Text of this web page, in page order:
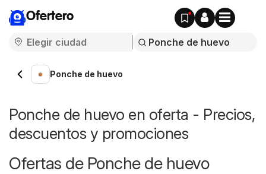
Ofertero
Ponche de huevo
Ponche de huevo en oferta - Precios,
descuentos y promociones
Ofertas de Ponche de huevo